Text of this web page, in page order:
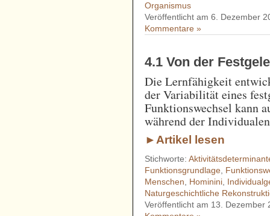
Organismus
Veröffentlicht am 6. Dezember
Kommentare »
4.1 Von der
Die Lernfähigkeit
der Variabilität eines
Funktionswechsel kann
während der
►Artikel lesen
Stichworte:
Funktionsgrundlage,
Menschen, Hominini,
Naturgeschichtliche
Veröffentlicht am 13. Dezember